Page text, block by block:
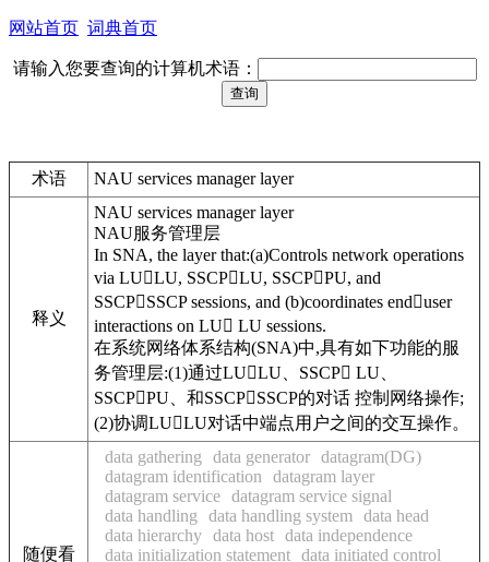
网站首页 词典首页
请输入您要查询的计算机术语：
术语 NAU services manager layer
释义
NAU services manager layer
NAU服务管理层
In SNA, the layer that:(a)Controls network operations
via LULU, SSCPLU, SSCPPU, and
SSCPSSCP sessions, and (b)coordinates enduser
interactions on LU LU sessions.
在系统网络体系结构(SNA)中,具有如下功能的服
务管理层:(1)通过LULU、SSCP LU、
SSCPPU、和SSCPSSCP的对话 控制网络操作;
(2)协调LULU对话中端点用户之间的交互操作。
随便看
data gathering data generator datagram(DG)
datagram identification
datagram layer
datagram service datagram service signal
data handling
data handling system
data head
data hierarchy data host data independence
data initialization statement data initiated control